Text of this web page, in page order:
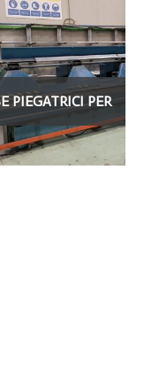
PIEGATRICI PER
(22)